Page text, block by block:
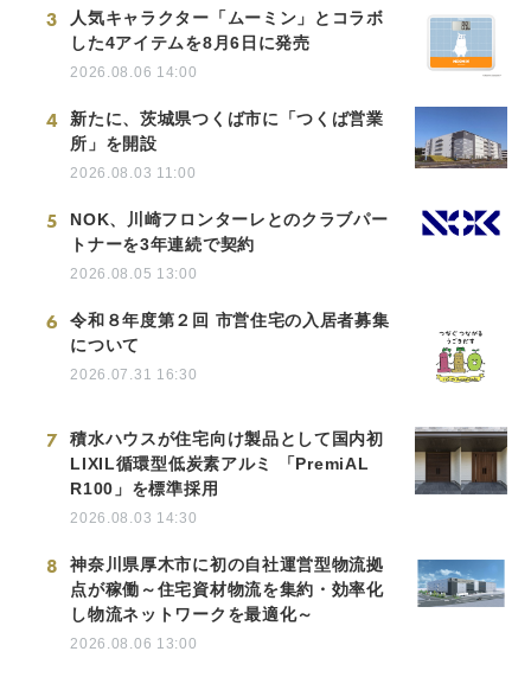
3
人気キャラクター「ムーミン」とコラボ
した4アイテムを8月6日に発売
2026.08.06 14:00
4
新たに、茨城県つくば市に「つくば営業
所」を開設
2026.08.03 11:00
5
NOK、川崎フロンターレとのクラブパー
トナーを3年連続で契約
2026.08.05 13:00
6
令和８年度第２回 市営住宅の入居者募集
について
2026.07.31 16:30
7
積水ハウスが住宅向け製品として国内初
LIXIL循環型低炭素アルミ 「PremiAL
R100」を標準採用
2026.08.03 14:30
8
神奈川県厚木市に初の自社運営型物流拠
点が稼働～住宅資材物流を集約・効率化
し物流ネットワークを最適化～
2026.08.06 13:00